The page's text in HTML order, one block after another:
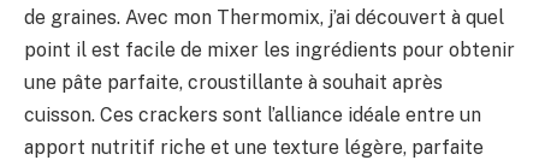
de graines. Avec mon Thermomix, j’ai découvert à quel
point il est facile de mixer les ingrédients pour obtenir
une pâte parfaite, croustillante à souhait après
cuisson. Ces crackers sont l’alliance idéale entre un
apport nutritif riche et une texture légère, parfaite